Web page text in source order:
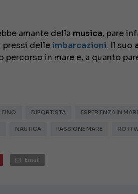
amante della musica, pare
pressi delleimbarcazioni. Il suo
in mare e, a quanto
DIPORTISTA ESPERIENZA IN
NAUTICA PASSIONE MARE
Email